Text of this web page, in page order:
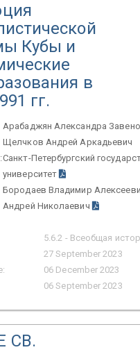
Кубы и
в
гг.
Арабаджян Александра
Щелчков Андрей Аркадьевич
Санкт-Петербургский
университет
Бородаев Владимир
Андрей Николаевич
5.6.2 - Всеобщая
27 September 2023
06 December 2023
06 September 2023
СВ.